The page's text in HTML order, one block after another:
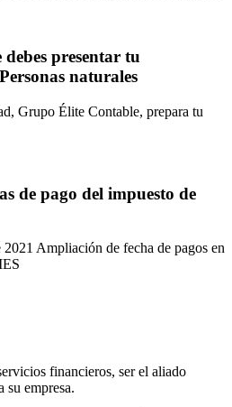
debes presentar tu
Personas naturales
Grupo Élite Contable, prepara tu
de pago del impuesto de
Ampliación de fecha de pagos en
financieros, ser el aliado
su empresa.